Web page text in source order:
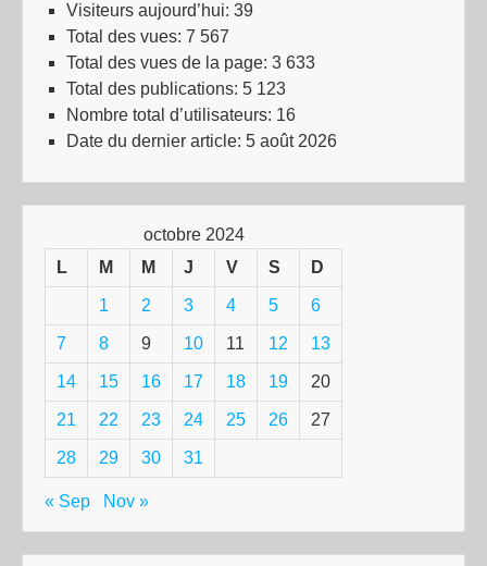
Visiteurs aujourd’hui: 39
Total des vues: 7 567
Total des vues de la page: 3 633
Total des publications: 5 123
Nombre total d’utilisateurs: 16
Date du dernier article: 5 août 2026
octobre 2024
L
M M J V S D
1 2 3 4 5 6
7 8 9 10 11 12 13
14 15 16 17 18 19 20
21 22 23 24 25 26 27
28 29 30 31
« Sep Nov »